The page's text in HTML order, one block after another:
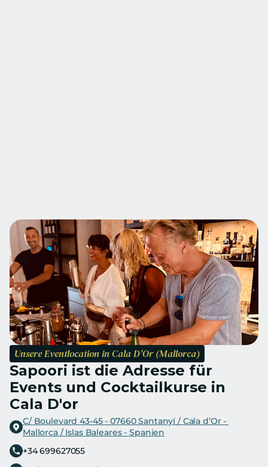
Unsere Eventlocation in Cala D'Or (Mallorca)
Sapoori ist die Adresse für
Events und Cocktailkurse in
Cala D'or
C/ Boulevard 43-45 - 07660 Santanyí / Cala d’Or -
Mallorca / Islas Baleares - Spanien
+34 699627055